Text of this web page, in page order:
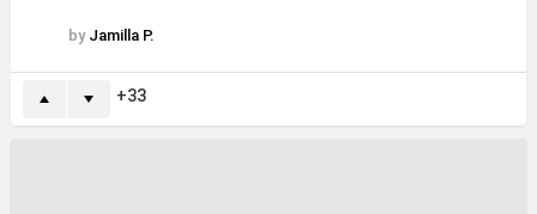
by Jamilla P.
33